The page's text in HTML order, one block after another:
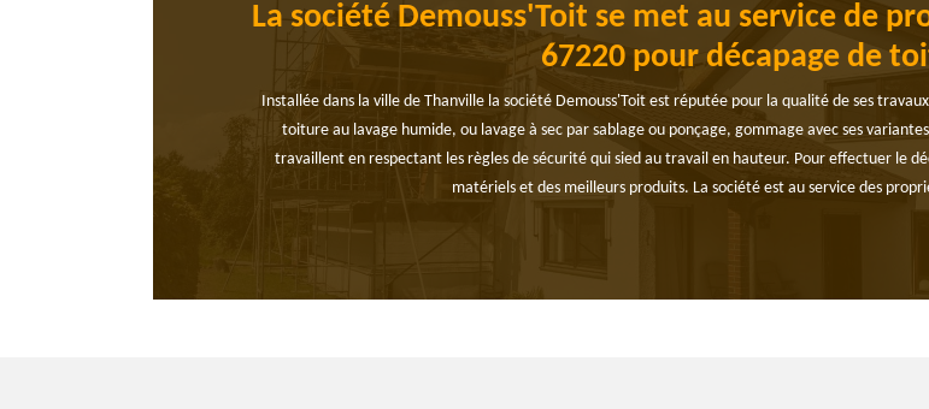
La société Demouss'Toit se met au service de
67220 pour décapage de
Installée dans la ville de Thanville la société Demouss'Toit est réputée pour la qualité de ses
toiture au lavage humide, ou lavage à sec par sablage ou ponçage, gommage avec ses
travaillent en respectant les règles de sécurité qui sied au travail en hauteur. Pour effectuer le
matériels et des meilleurs produits. La société est au service des